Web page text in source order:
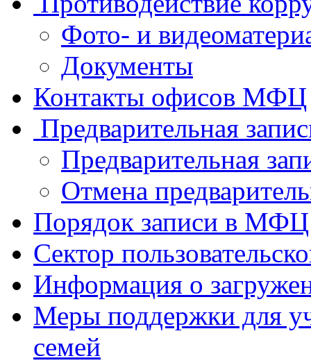
Фото- и
Документы
Контакты офисов МФЦ
Предварительная
Предварительная
Отмена
Порядок записи в МФЦ
Сектор
Информация о
Меры поддержки для
семей